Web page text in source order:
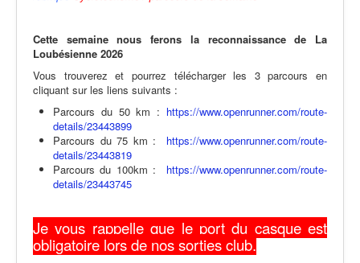
Cette semaine nous ferons la reconnaissance de La
Loubésienne 2026
Vous trouverez et pourrez télécharger les 3 parcours en
cliquant sur les liens suivants :
Parcours du 50 km : https://www.openrunner.com/route-
details/23443899
Parcours du 75 km :
https://www.openrunner.com/route-
details/23443819
Parcours du 100km :
https://www.openrunner.com/route-
details/23443745
Je vous rappelle que le port du casque est
obligatoire lors de nos sorties club.